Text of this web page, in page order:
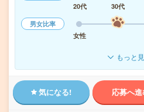
20代
30代
男女比率
女性
もっと
気になる! 応募へ